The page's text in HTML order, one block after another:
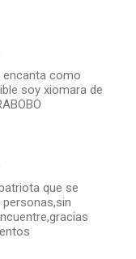
encanta como
soy xiomara de
que se